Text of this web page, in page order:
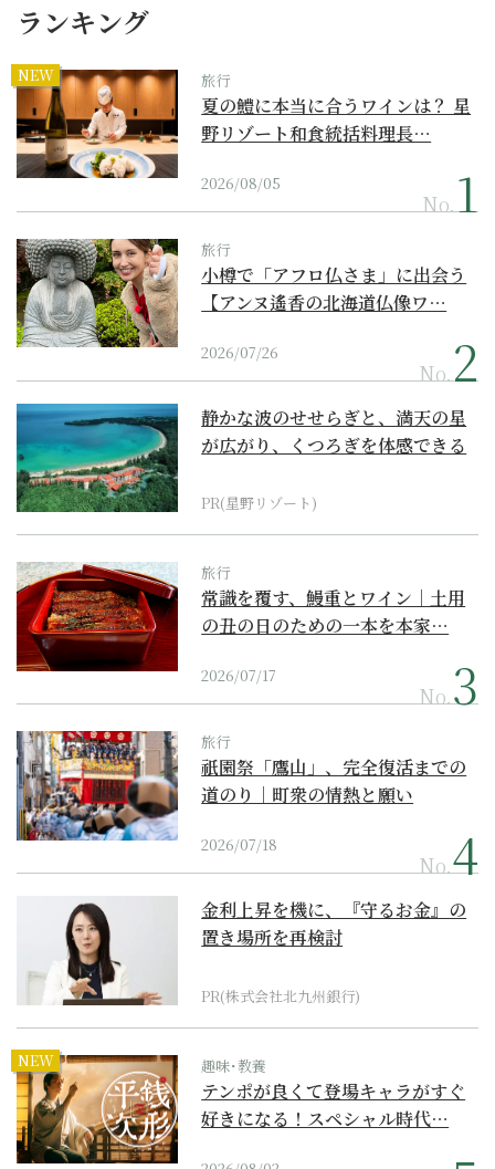
ランキング
NEW 旅行
夏の鱧に本当に合うワインは？ 星
野リゾート和食統括料理長…
2026/08/05
No.
旅行
小樽で「アフロ仏さま」に出会う
【アンヌ遙香の北海道仏像ワ…
2026/07/26
No.
静かな波のせせらぎと、満天の星
が広がり、くつろぎを体感できる
PR(星野リゾート)
旅行
常識を覆す、鰻重とワイン｜土用
の丑の日のための一本を本家…
2026/07/17
No.
旅行
祇園祭「鷹山」、完全復活までの
道のり｜町衆の情熱と願い
2026/07/18
No.
金利上昇を機に、『守るお金』の
置き場所を再検討
PR(株式会社北九州銀行)
NEW 趣味･教養
テンポが良くて登場キャラがすぐ
好きになる！スペシャル時代…